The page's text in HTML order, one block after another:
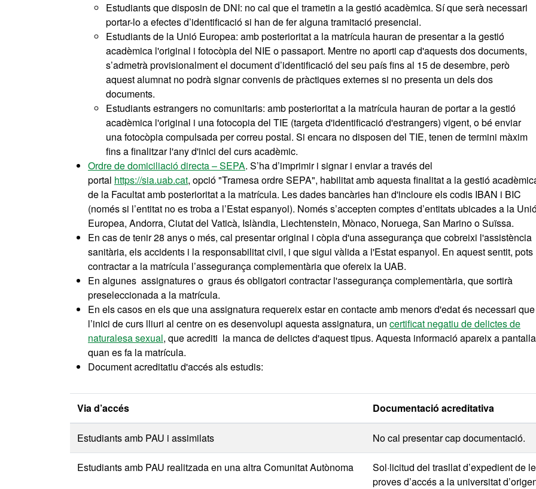
Estudiants que disposin de DNI: no cal que el trametin a la gestió acadèmica. Sí que serà necessari
portar-lo a efectes d’identificació si han de fer alguna tramitació presencial.
Estudiants de la Unió Europea: amb posterioritat a la matrícula hauran de presentar a la gestió
acadèmica l'original i fotocòpia del NIE o passaport. Mentre no aporti cap d'aquests dos documents,
s’admetrà provisionalment el document d’identificació del seu país fins al 15 de desembre, però
aquest alumnat no podrà signar convenis de pràctiques externes si no presenta un dels dos
documents.
Estudiants estrangers no comunitaris: amb posterioritat a la matrícula hauran de portar a la gestió
acadèmica l'original i una fotocopia del TIE (targeta d'identificació d'estrangers) vigent, o bé enviar
una fotocòpia compulsada per correu postal. Si encara no disposen del TIE, tenen de termini màxim
fins a finalitzar l'any d'inici del curs acadèmic.
Ordre de domiciliació directa – SEPA. S’ha d’imprimir i signar i enviar a través del
portal https://sia.uab.cat, opció "Tramesa ordre SEPA", habilitat amb aquesta finalitat a la gestió
de la Facultat amb posterioritat a la matrícula. Les dades bancàries han d'incloure els codis IBAN i BIC
(només si l’entitat no es troba a l’Estat espanyol). Només s’accepten comptes d’entitats ubicades a la
Europea, Andorra, Ciutat del Vaticà, Islàndia, Liechtenstein, Mònaco, Noruega, San Marino o Suïssa.
En cas de tenir 28 anys o més, cal presentar original i còpia d'una assegurança que cobreixi l'assistència
sanitària, els accidents i la responsabilitat civil, i que sigui vàlida a l'Estat espanyol. En aquest sentit, pots
contractar a la matrícula l’assegurança complementària que ofereix la UAB.
En algunes assignatures o graus és obligatori contractar l'assegurança complementària, que sortirà
preseleccionada a la matrícula.
En els casos en els que una assignatura requereix estar en contacte amb menors d'edat és necessari
l’inici de curs lliuri al centre on es desenvolupi aquesta assignatura, un certificat negatiu de delictes de
naturalesa sexual, que acrediti la manca de delictes d'aquest tipus. Aquesta informació apareix a pantalla
quan es fa la matrícula.
Document acreditatiu d'accés als estudis:
Via d’accés Documentació acreditativa
Estudiants amb PAU i assimilats No cal presentar cap documentació.
Estudiants amb PAU realitzada en una altra Comunitat Autònoma
Sol·licitud del trasllat d’expedient de
proves d’accés a la universitat